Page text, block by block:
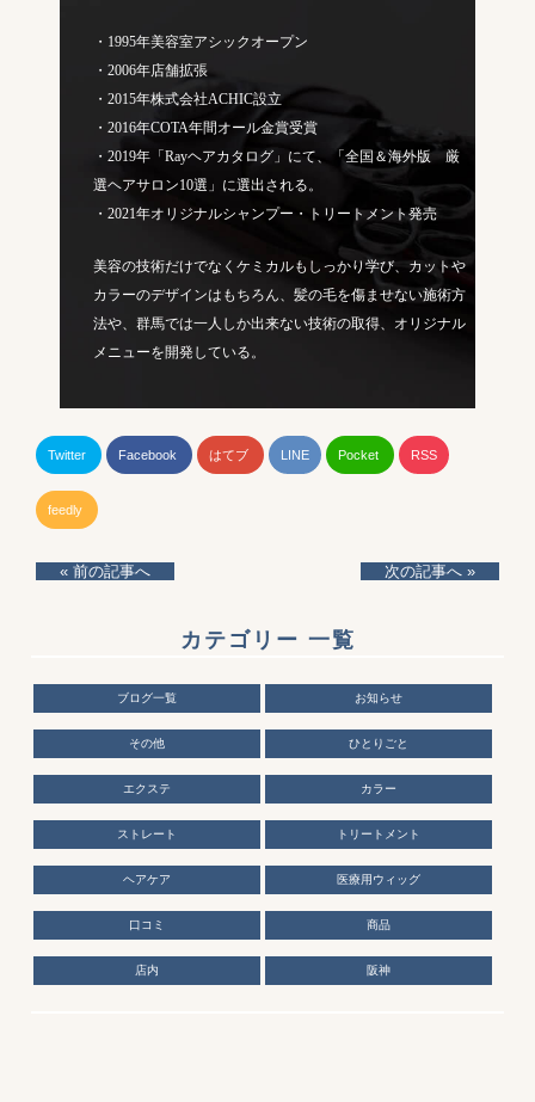
・1995年美容室アシックオープン
・2006年店舗拡張
・2015年株式会社ACHIC設立
・2016年COTA年間オール金賞受賞
・2019年「Rayヘアカタログ」にて、「全国＆海外版 厳
選ヘアサロン10選」に選出される。
・2021年オリジナルシャンプー・トリートメント発売
美容の技術だけでなくケミカルもしっかり学び、カットや
カラーのデザインはもちろん、髪の毛を傷ませない施術方
法や、群馬では一人しか出来ない技術の取得、オリジナル
メニューを開発している。
Twitter Facebook はてブ LINE Pocket RSS
feedly
« 前の記事へ 次の記事へ »
カテゴリー 一覧
ブログ一覧 お知らせ
その他 ひとりごと
エクステ カラー
ストレート トリートメント
ヘアケア 医療用ウィッグ
口コミ 商品
店内 阪神